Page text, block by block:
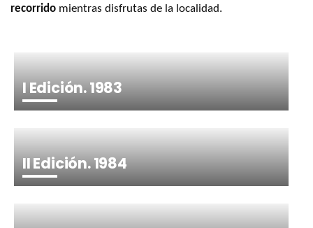
recorrido mientras disfrutas de la localidad.
I Edición. 1983
II Edición. 1984